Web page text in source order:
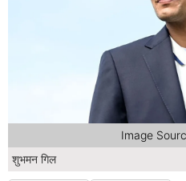
शुभमन गिल
Image